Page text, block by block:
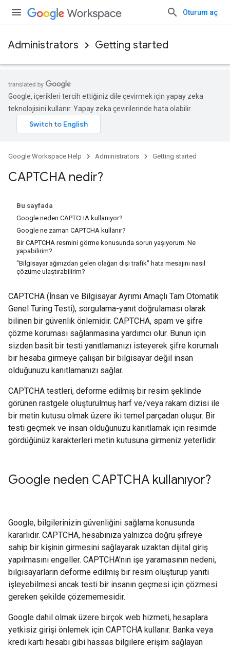
Oturum aç
Administrators Getting started
Google, içerikleri tercih ettiğiniz dile çevirmek için yapay zeka
teknolojisini kullanır. Yapay zeka çevirilerinde hata olabilir.
Google Workspace Help Administrators Getting started
CAPTCHA nedir?
Bu sayfada
Google neden CAPTCHA kullanıyor?
Google ne zaman CAPTCHA kullanır?
Bir CAPTCHA resmini görme konusunda sorun yaşıyorum. Ne
yapabilirim?
"Bilgisayar ağınızdan gelen olağan dışı trafik" hata mesajını nasıl
çözüme ulaştırabilirim?
CAPTCHA (İnsan ve Bilgisayar Ayrımı Amaçlı Tam Otomatik
Genel Turing Testi), sorgulama-yanıt doğrulaması olarak
bilinen bir güvenlik önlemidir. CAPTCHA, spam ve şifre
çözme koruması sağlanmasına yardımcı olur. Bunun için
sizden basit bir testi yanıtlamanızı isteyerek şifre korumalı
bir hesaba girmeye çalışan bir bilgisayar değil insan
olduğunuzu kanıtlamanızı sağlar.
CAPTCHA testleri, deforme edilmiş bir resim şeklinde
görünen rastgele oluşturulmuş harf ve/veya rakam dizisi ile
bir metin kutusu olmak üzere iki temel parçadan oluşur. Bir
testi geçmek ve insan olduğunuzu kanıtlamak için resimde
gördüğünüz karakterleri metin kutusuna girmeniz yeterlidir.
Google neden CAPTCHA kullanıyor?
Google, bilgilerinizin güvenliğini sağlama konusunda
kararlıdır. CAPTCHA, hesabınıza yalnızca doğru şifreye
sahip bir kişinin girmesini sağlayarak uzaktan dijital giriş
yapılmasını engeller. CAPTCHA'nın işe yaramasının nedeni,
bilgisayarların deforme edilmiş bir resim oluşturup yanıtı
işleyebilmesi ancak testi bir insanın geçmesi için çözmesi
gereken şekilde çözememesidir.
Google dahil olmak üzere birçok web hizmeti, hesaplara
yetkisiz girişi önlemek için CAPTCHA kullanır. Banka veya
kredi kartı hesabı gibi hassas bilgilere erişim sağlayan